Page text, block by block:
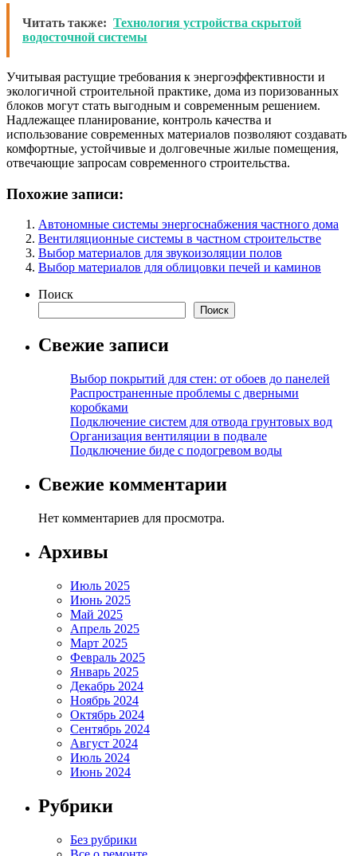
Читать также: Технология устройства скрытой
водосточной системы
Учитывая растущие требования к энергоэффективности и
экологичной строительной практике, дома из поризованных
блоков могут стать выгодным и современным решением.
Надлежащее планирование, контроль качества и
использование современных материалов позволяют создавать
комфортные, устойчивые и долговечные жилые помещения,
отвечающие запросам современного строительства.
Похожие записи:
Автономные системы энергоснабжения частного дома
Вентиляционные системы в частном строительстве
Выбор материалов для звукоизоляции полов
Выбор материалов для облицовки печей и каминов
Поиск
Поиск
Свежие записи
Выбор покрытий для стен: от обоев до панелей
Распространенные проблемы с дверными
коробками
Подключение систем для отвода грунтовых вод
Организация вентиляции в подвале
Подключение биде с подогревом воды
Свежие комментарии
Нет комментариев для просмотра.
Архивы
Июль 2025
Июнь 2025
Май 2025
Апрель 2025
Март 2025
Февраль 2025
Январь 2025
Декабрь 2024
Ноябрь 2024
Октябрь 2024
Сентябрь 2024
Август 2024
Июль 2024
Июнь 2024
Рубрики
Без рубрики